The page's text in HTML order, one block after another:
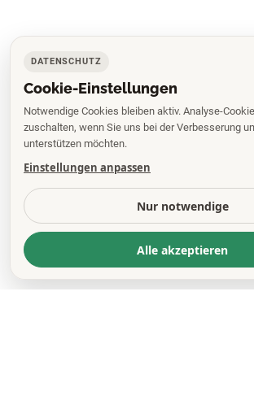
DATENSCHUTZ
Cookie-Einstellungen
Notwendige Cookies bleiben aktiv. Analyse-
zuschalten, wenn Sie uns bei der Verbesserung
unterstützen möchten.
Einstellungen anpassen
Nur notwendige
Alle akzeptieren